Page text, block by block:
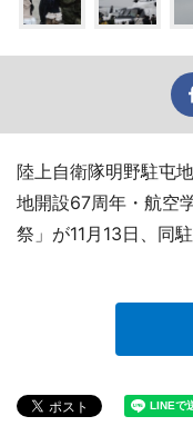
陸上自衛隊明野駐屯
地開設67周年・航空
祭」が11月13日、同